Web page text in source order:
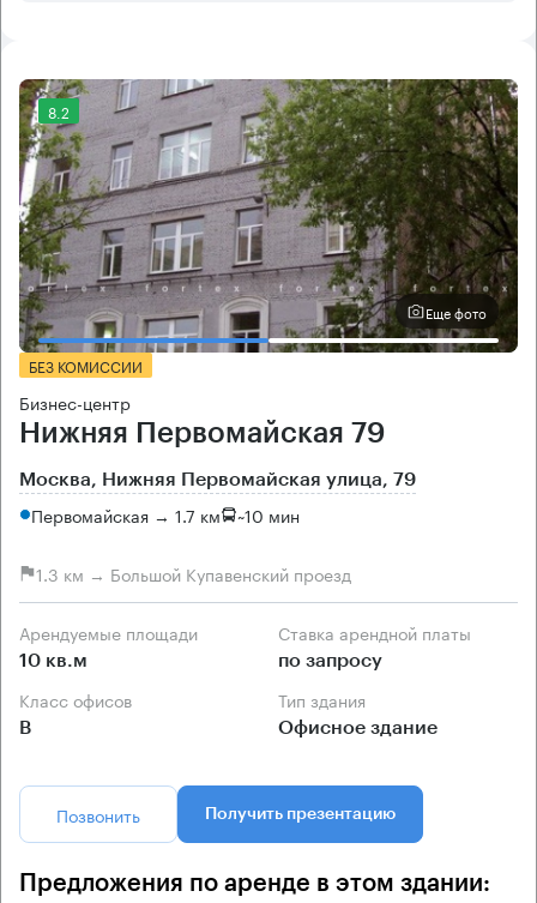
8.2
Еще фото
БЕЗ КОМИССИИ
Бизнес-центр
Нижняя Первомайская 79
Москва, Нижняя Первомайская улица, 79
Первомайская → 1.7 км ~10 мин
1.3 км → Большой Купавенский проезд
Арендуемые площади
10 кв.м
Ставка арендной платы
по запросу
Класс офисов
B
Тип здания
Офисное здание
Позвонить Получить презентацию
Предложения по аренде в этом здании: